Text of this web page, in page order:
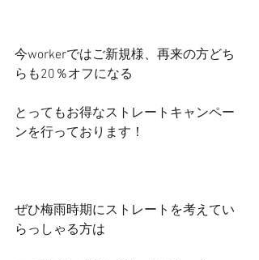
今workerではご新規様、再来の方どち
らも20％オフになる
とってもお得なストレートキャンペー
ンを行っております！
ぜひ梅雨時期にストレートを考えてい
らっしゃる方は